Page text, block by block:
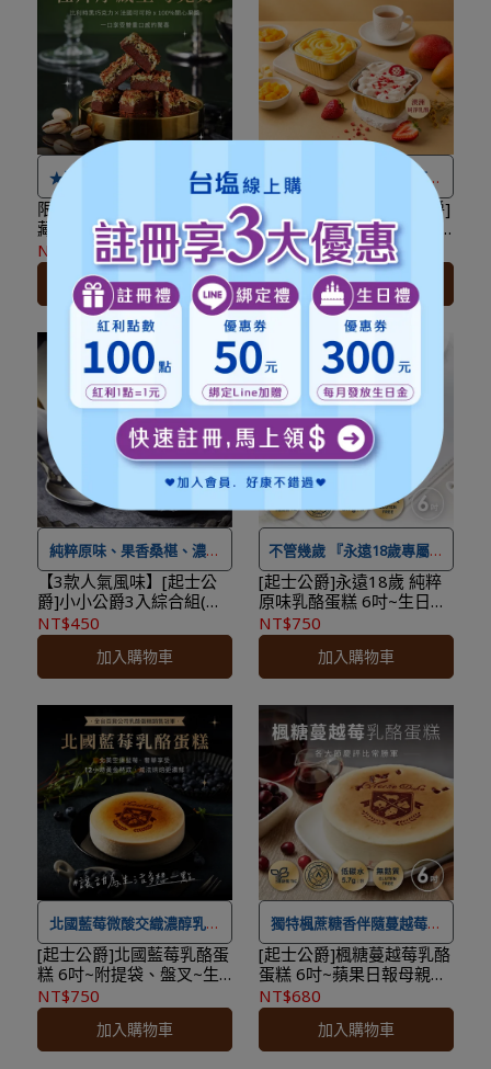
收受商品後將無法享有七天
猶豫期之權益且不得辦理退
貨。
本商品不適用 ＃線上優惠
券及紅利點數折抵，可累積
紅利點數
★本限台灣本島配送，如有
離島需求請洽小編運費另計
本商品恕不配合滿額贈&
加價購。
★登入會員訂購，管理訂單
更方便！
收受商品後將無法享有七天
猶豫期之權益且不得辦理退
貨。
★本商品不適用 ＃線上優惠
券及紅利點數折抵，可累積
紅利點數
★本限台灣本島配送，如有
離島需求請洽小編運費另計
★ 本商品恕不配合滿額贈&
加價購。
★登入會員訂購，管理訂單
更方便！
★濃郁生巧克力遇上酥脆卡
達伊夫絲，一口享受雙重口
感的驚喜
★最快出貨日，目前為付款
日+4個工作天
★本商品性質具備消保法第
十九條所定之合理例外情事
「保存期限較短商品」，於
收受商品後將無法享有七天
猶豫期之權益且不得辦理退
貨。
★本商品不適用 ＃線上優惠
券及紅利點數折抵，可累積
紅利點數
★本限台灣本島配送，如有
離島需求請洽小編運費另計
★本商品恕不配合滿額贈&
加價購。
更方便！
限量發售[起士公爵]杜拜厚
藏生巧克力 16入/盒(附提
袋、叉) ~下午茶、甜點、
送禮、情人節
NT$680
加入購物車
酸甜草莓 × 香甜芒果，兩種
★最快出貨日，目前為付款
日+4個工作天
★本商品性質具備消保法第
十九條所定之合理例外情事
「保存期限較短商品」，於
收受商品後將無法享有七天
猶豫期之權益且不得辦理退
貨。
★本商品不適用 ＃線上優惠
券及紅利點數折抵，可累積
紅利點數
★本限台灣本島配送，如有
離島需求請洽小編運費另計
★本商品恕不配合滿額贈&
加價購。
★登入會員訂購，管理訂單
【雙口味享受】[起士公爵]
水果系甜點巴斯克小寶杯 2
入組(初戀草莓×1＋仲夏芒
果×1)｜迷你生日蛋糕、下
午茶、聚餐甜點
NT$360
加入購物車
純粹原味、果香桑椹、濃郁
朱古力，一次品味三種經典
風味
★最快出貨日，目前為付款
★本商品性質具備消保法第
十九條所定之合理例外情事
「保存期限較短商品」，於
收受商品後將無法享有七天
猶豫期之權益且不得辦理退
貨。
本商品不適用 ＃線上優惠
券及紅利點數折抵，可累積
紅利點數
★本限台灣本島配送，如有
離島需求請洽小編運費另計
本商品恕不配合滿額贈&
【3款人氣風味】[起士公
爵]小小公爵3入綜合組(原
味/桑椹/朱古力)｜生日蛋
糕、下午茶、送禮、聚餐
NT$450
加入購物車
不管幾歲 『永遠18歲專屬祝
福』
★最快出貨日，目前為付款
日+4個工作天
★本商品性質具備消保法第
「保存期限較短商品」，於
收受商品後將無法享有七天
猶豫期之權益且不得辦理退
貨。
★本商品不適用 ＃線上優惠
券及紅利點數折抵，可累積
紅利點數
★本限台灣本島配送，如有
離島需求請洽小編運費另計
★本商品恕不配合滿額贈&
加價購。
★登入會員訂購，管理訂單
[起士公爵]永遠18歲 純粹
原味乳酪蛋糕 6吋~生日蛋
糕、父親節、母親節
NT$750
加入購物車
北國藍莓微酸交織濃醇乳酪
★最快出貨日，目前為付款
日+4個工作天
★本商品性質具備消保法第
十九條所定之合理例外情事
[起士公爵]北國藍莓乳酪蛋
糕 6吋~附提袋、盤叉~生
日蛋糕、父親節、母親節
NT$750
加入購物車
獨特楓蔗糖香伴隨蔓越莓微
酸口感，蘋果日報母親節蛋
糕票選第1名！
★最快出貨日，目前為付款
[起士公爵]楓糖蔓越莓乳酪
蛋糕 6吋~蘋果日報母親節
蛋糕票選第1名！
NT$680
加入購物車